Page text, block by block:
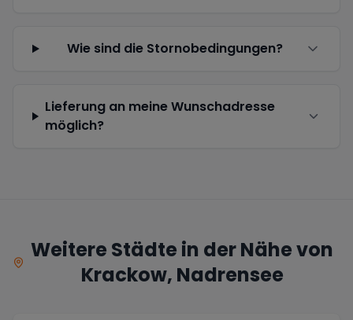
Wie sind die Stornobedingungen?
Lieferung an meine Wunschadresse
möglich?
Weitere Städte in der Nähe von
Krackow, Nadrensee